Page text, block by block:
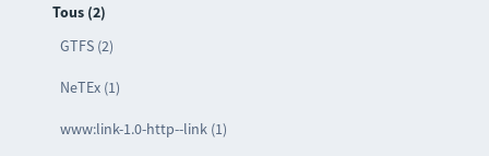
Tous (2)
GTFS (2)
NeTEx (1)
www:link-1.0-http--link (1)